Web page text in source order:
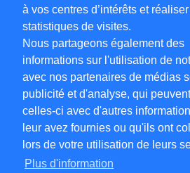
à vos centres d’intérêts et
statistiques de visites.
Nous partageons également des
informations sur l'utilisation de
avec nos partenaires de médias
publicité et d'analyse, qui
celles-ci avec d'autres
leur avez fournies ou qu'ils ont
lors de votre utilisation de leurs
Plus d'information